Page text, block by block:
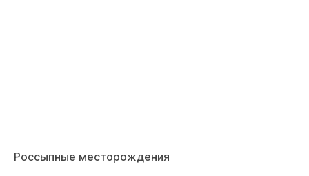
Россыпные месторождения